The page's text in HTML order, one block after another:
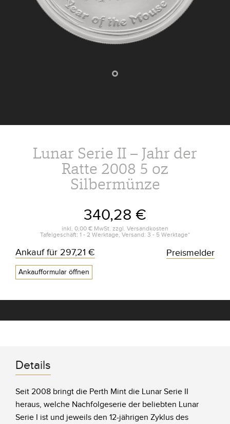
Lunar Serie II – Jahr der
Ratte 2008 5 oz
Silbermünze
340,28 €
inkl. 0,00 € MwSt. zzgl. Versandkosten
Tafelgeschäft: 1 - 2 Werktage, Versand: 3 - 5 Werktage*
Ankauf für 297,21 €
Ankaufformular öffnen
Preismelder
Details
Seit 2008 bringt die Perth Mint die Lunar Serie II
heraus, welche Nachfolgeserie der beliebten Lunar
Serie I ist und jeweils den 12-jährigen Zyklus des